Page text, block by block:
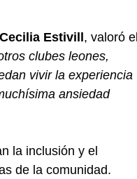
Cecilia Estivill , valoró el
clubes leones,
vivir la experiencia
ansiedad
la inclusión y el
de la comunidad.